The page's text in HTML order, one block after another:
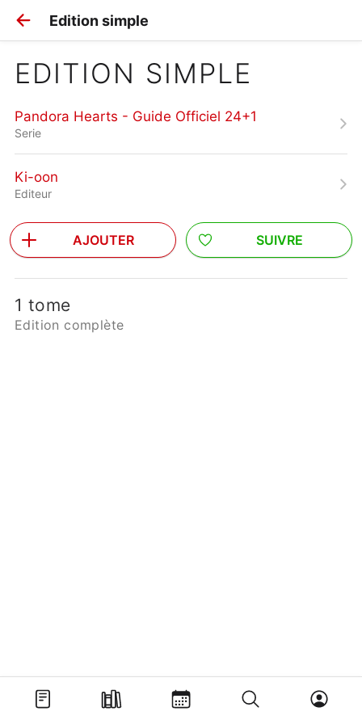
Edition simple
EDITION SIMPLE
Pandora Hearts - Guide Officiel 24+1
Serie
Ki-oon
Editeur
AJOUTER SUIVRE
1 tome
Edition complète